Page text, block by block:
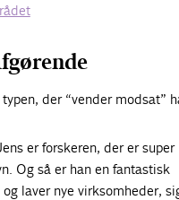
der “vender modsat”
er forskeren, der er super
Og så er han en fantastisk
laver nye virksomheder,